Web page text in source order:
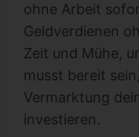
ohne Arbeit
Geldverdienen
Zeit und Mühe,
musst bereit
Vermarktung
investieren.